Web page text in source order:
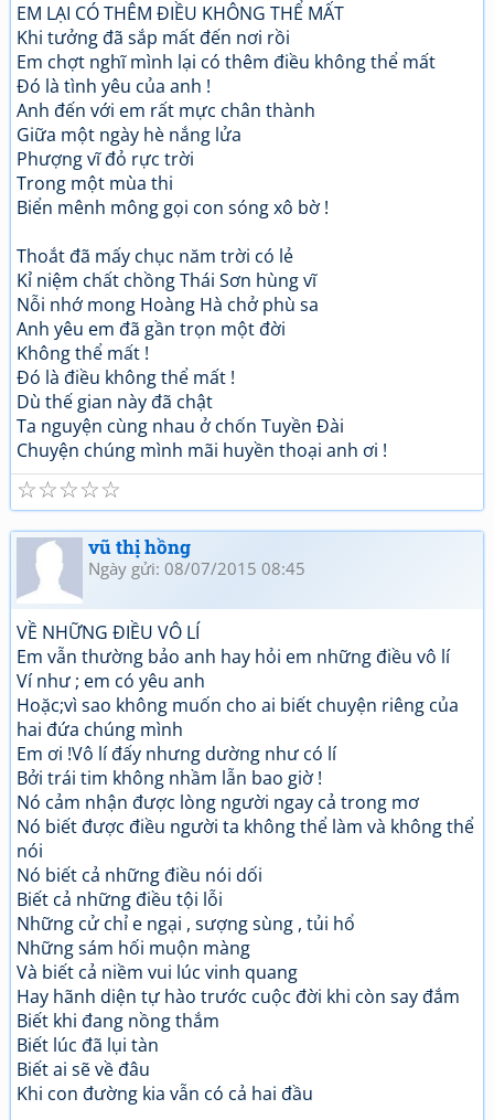
EM LẠI CÓ THÊM ĐIỀU KHÔNG THỂ MẤT
Khi tưởng đã sắp mất đến nơi rồi
Em chợt nghĩ mình lại có thêm điều không thể mất
Đó là tình yêu của anh !
Anh đến với em rất mực chân thành
Giữa một ngày hè nắng lửa
Phượng vĩ đỏ rực trời
Trong một mùa thi
Biển mênh mông gọi con sóng xô bờ !
Thoắt đã mấy chục năm trời có lẻ
Kỉ niệm chất chồng Thái Sơn hùng vĩ
Nỗi nhớ mong Hoàng Hà chở phù sa
Anh yêu em đã gần trọn một đời
Không thể mất !
Đó là điều không thể mất !
Dù thế gian này đã chật
Ta nguyện cùng nhau ở chốn Tuyền Đài
Chuyện chúng mình mãi huyền thoại anh ơi !
☆
☆
☆
☆
☆
vũ thị hồng
Ngày gửi: 08/07/2015 08:45
VỀ NHỮNG ĐIỀU VÔ LÍ
Em vẫn thường bảo anh hay hỏi em những điều vô lí
Ví như ; em có yêu anh
Hoặc;vì sao không muốn cho ai biết chuyện riêng của
hai đứa chúng mình
Em ơi !Vô lí đấy nhưng dường như có lí
Bởi trái tim không nhầm lẫn bao giờ !
Nó cảm nhận được lòng người ngay cả trong mơ
Nó biết được điều người ta không thể làm và không thể
nói
Nó biết cả những điều nói dối
Biết cả những điều tội lỗi
Những cử chỉ e ngại , sượng sùng , tủi hổ
Những sám hối muộn màng
Và biết cả niềm vui lúc vinh quang
Hay hãnh diện tự hào trước cuộc đời khi còn say đắm
Biết khi đang nồng thắm
Biết lúc đã lụi tàn
Biết ai sẽ về đâu
Khi con đường kia vẫn có cả hai đầu